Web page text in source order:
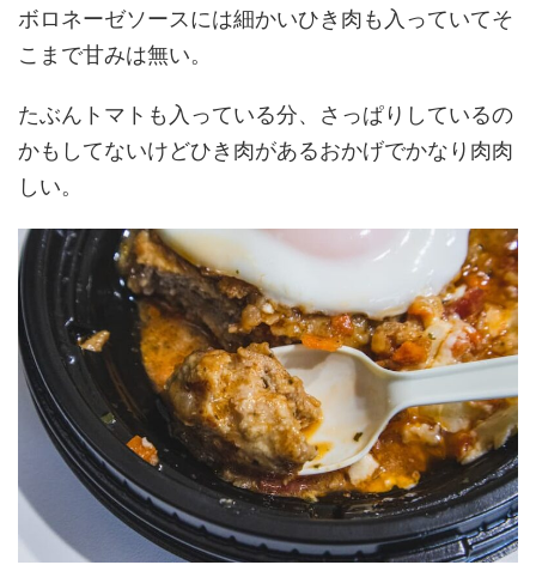
ボロネーゼソースには細かいひき肉も入っていてそ
こまで甘みは無い。
たぶんトマトも入っている分、さっぱりしているの
かもしてないけどひき肉があるおかげでかなり肉肉
しい。